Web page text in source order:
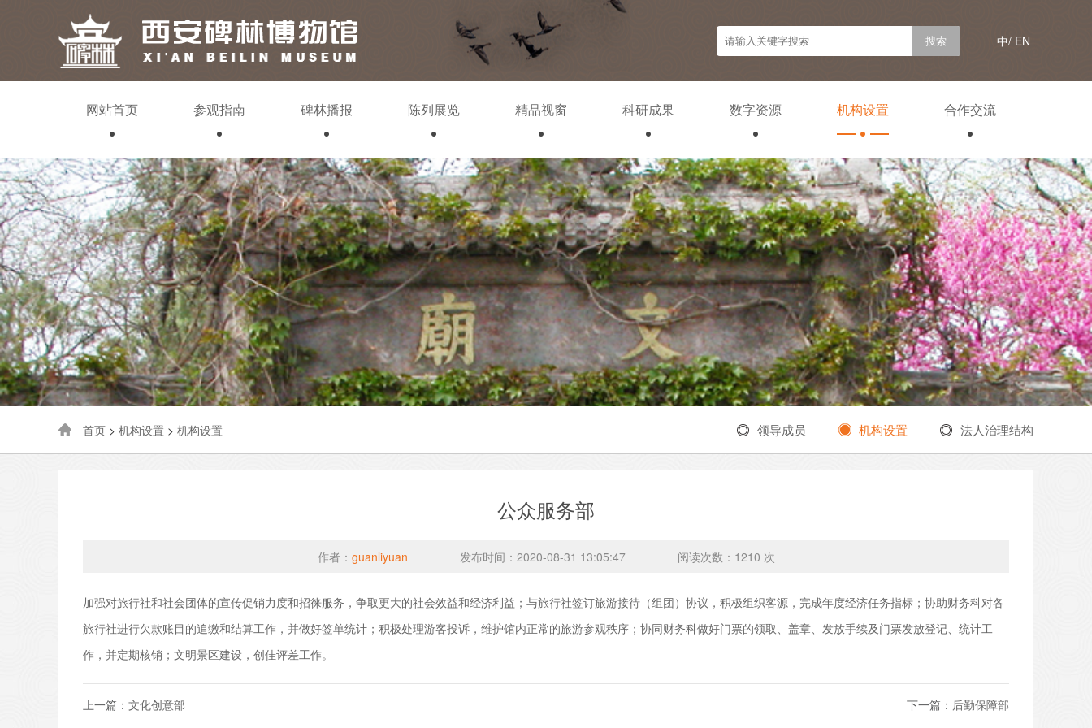
中/ EN
网站首页 参观指南 碑林播报 陈列展览 精品视窗 科研成果 数字资源 机构设置 合作交流
首页 > 机构设置 > 机构设置 领导成员 机构设置 法人治理结构
公众服务部
作者： guanliyuan 发布时间：2020-08-31 13:05:47 阅读次数： 1210 次
加强对旅行社和社会团体的宣传促销力度和招徕服务，争取更大的社会效益和经济利益；与旅行社签订旅游接待（组团）协议，积极组织客源，完成年度经济任务指标；协助财务科对各
旅行社进行欠款账目的追缴和结算工作，并做好签单统计；积极处理游客投诉，维护馆内正常的旅游参观秩序；协同财务科做好门票的领取、盖章、发放手续及门票发放登记、统计工
作，并定期核销；文明景区建设，创佳评差工作。
上一篇： 文化创意部 下一篇： 后勤保障部